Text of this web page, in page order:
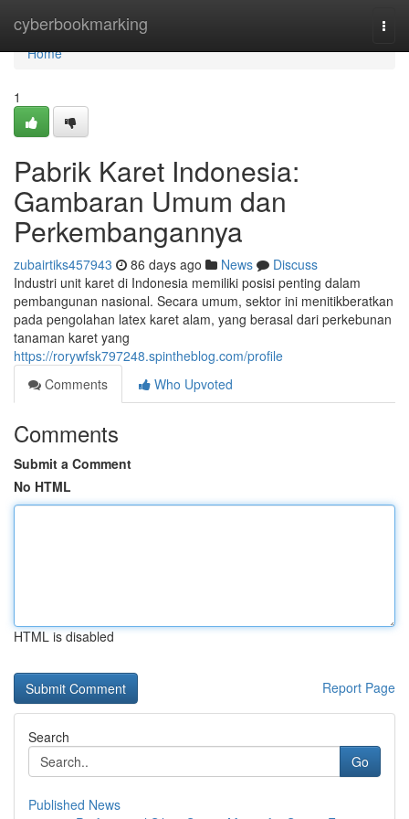
cyberbookmarking
Home
Home
1
Pabrik Karet Indonesia:
Gambaran Umum dan
Perkembangannya
zubairtiks457943 86 days ago News
Discuss
Industri unit karet di Indonesia memiliki posisi penting dalam
pembangunan nasional. Secara umum, sektor ini menitikberatkan
pada pengolahan latex karet alam, yang berasal dari perkebunan
tanaman karet yang
https://rorywfsk797248.spintheblog.com/profile
Comments
Who Upvoted
Comments
Submit a Comment
No HTML
HTML is disabled
Report Page
Search
Go
Published News